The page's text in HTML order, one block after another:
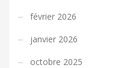
février 2026
janvier 2026
octobre 2025